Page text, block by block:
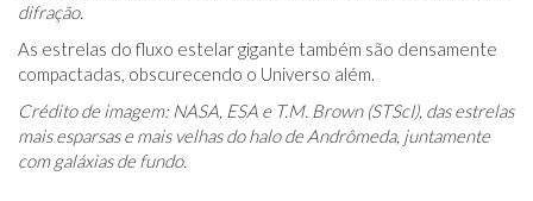
difração.
As estrelas do fluxo estelar gigante também são densamente
compactadas, obscurecendo o Universo além.
Crédito de imagem: NASA, ESA e T.M. Brown (STScI), das estrelas
mais esparsas e mais velhas do halo de Andrômeda, juntamente
com galáxias de fundo.